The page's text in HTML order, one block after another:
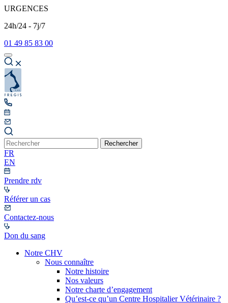
URGENCES
24h/24 - 7j/7
01 49 85 83 00
Rechercher
FR
EN
Prendre rdv
Référer un cas
Contactez-nous
Don du sang
Notre CHV
Nous connaître
Notre histoire
Nos valeurs
Notre charte d’engagement
Qu’est-ce qu’un Centre Hospitalier Vétérinaire ?